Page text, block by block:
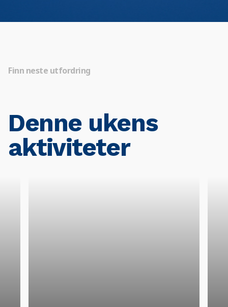
Finn neste utfordring
Denne ukens
aktiviteter